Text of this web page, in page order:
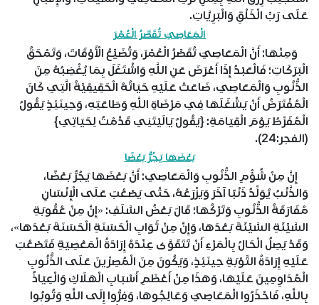
عَلَى رَبِّ الْخَلْقِ وَالْبَرِيَّاتِ.
الْمَعَاصِيَ تُقَصِّرُ الْعُمْرَ
وَمِنْهَا: أَنَّ الْمَعَاصِيَ تُقَصِّرُ الْعُمْرَ، وَتُضَيِّعُ الْأَوْقَاتَ، وَتَمْحَقُ
الْبَرَكَاتِ؛ فَالْعَبْدُ إِذَا أَعْرَضَ عَنِ اللَّهِ وَاشْتَغَلَ بِمَا يُغْضِبُهُ مِنَ
الذُّنُوبِ وَالْمَعَاصِي، ضَاعَتْ عَلَيْهِ حَيَاتُهُ الْحَقِيقِيَّةُ الَّتِي كَانَ
الْمُفْتَرَضُ أَنْ يَشْغَلَهَا فِي مَرْضَاةِ اللَّهِ وَطَاعَتِهِ، وَحِينَئِذٍ يَقُولُ
الْمُفَرِّطُ يَوْمَ الْقِيَامَةِ: {يَقُولُ يَالَيْتَنِي قَدَّمْتُ لِحَيَاتِي}
(الفجر:24).
بَعْضَهَا يَجُرُّ بَعْضًا
إِنَّ مِنْ شُؤْمِ الذُّنُوبِ وَالْمَعَاصِي: أَنَّ بَعْضَهَا يَجُرُّ بَعْضًا،
وَالذَّنْبُ يُوَلِّدُ ذَنْبًا آخَرَ وَيَزْرَعُهُ، حَتَّى يَصْعُبَ عَلَى الْإِنْسَانِ
مُفَارَقَةُ الذُّنُوبِ وَتَرْكُهَا؛ قَالَ بَعْضُ السَّلَفِ: «إِنَّ مِنْ عُقُوبَةِ
السَّيِّئَةِ السَّيِّئَةَ بَعْدَهَا، وَإِنَّ مِنْ ثَوَابِ الْحَسَنَةِ الْحَسَنَةَ بَعْدَهَا»،
وَقَدْ يَصِلُ الْحَالُ بِالْمَرْءِ أَنْ تَتَقَوَّى عِنْدَهُ إِرَادَةُ الْمَعْصِيَةِ فَتَصْعُبَ
عَلَيْهِ إِرَادَةُ التَّوْبَةِ حِينَئِذٍ، وَيَكُونَ مِنَ الْمُصِرِّينَ عَلَى الذُّنُوبِ
الْمُدَاوِمِينَ عَلَيْهَا، وَهَذَا مِنْ أَعْظَمِ أَسْبَابِ الْهَلَاكِ وَالْعِيَاذُ
بِاللَّهِ، فَاحْذَرُوا الْمَعَاصِيَ وَعَالِجُوهَا، وَفِرُّوا إِلَى اللَّهِ وَتُوبُوا